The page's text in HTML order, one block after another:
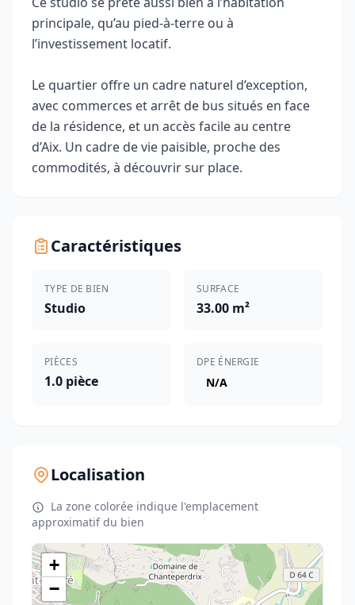
principale, qu’au pied‑à‑terre ou à
l’investissement locatif.
Le quartier offre un cadre naturel d’exception,
avec commerces et arrêt de bus situés en face
de la résidence, et un accès facile au centre
d’Aix. Un cadre de vie paisible, proche des
commodités, à découvrir sur place.
Caractéristiques
TYPE DE BIEN
Studio
SURFACE
33.00 m²
PIÈCES
1.0 pièce
DPE ÉNERGIE
N/A
Localisation
La zone colorée indique l'emplacement
approximatif du bien
+
−